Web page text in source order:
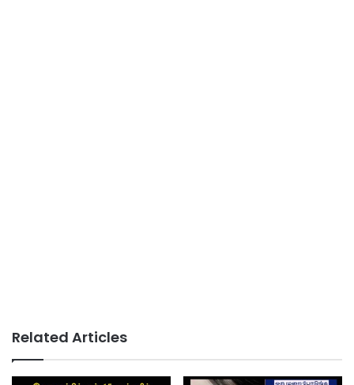
Related Articles